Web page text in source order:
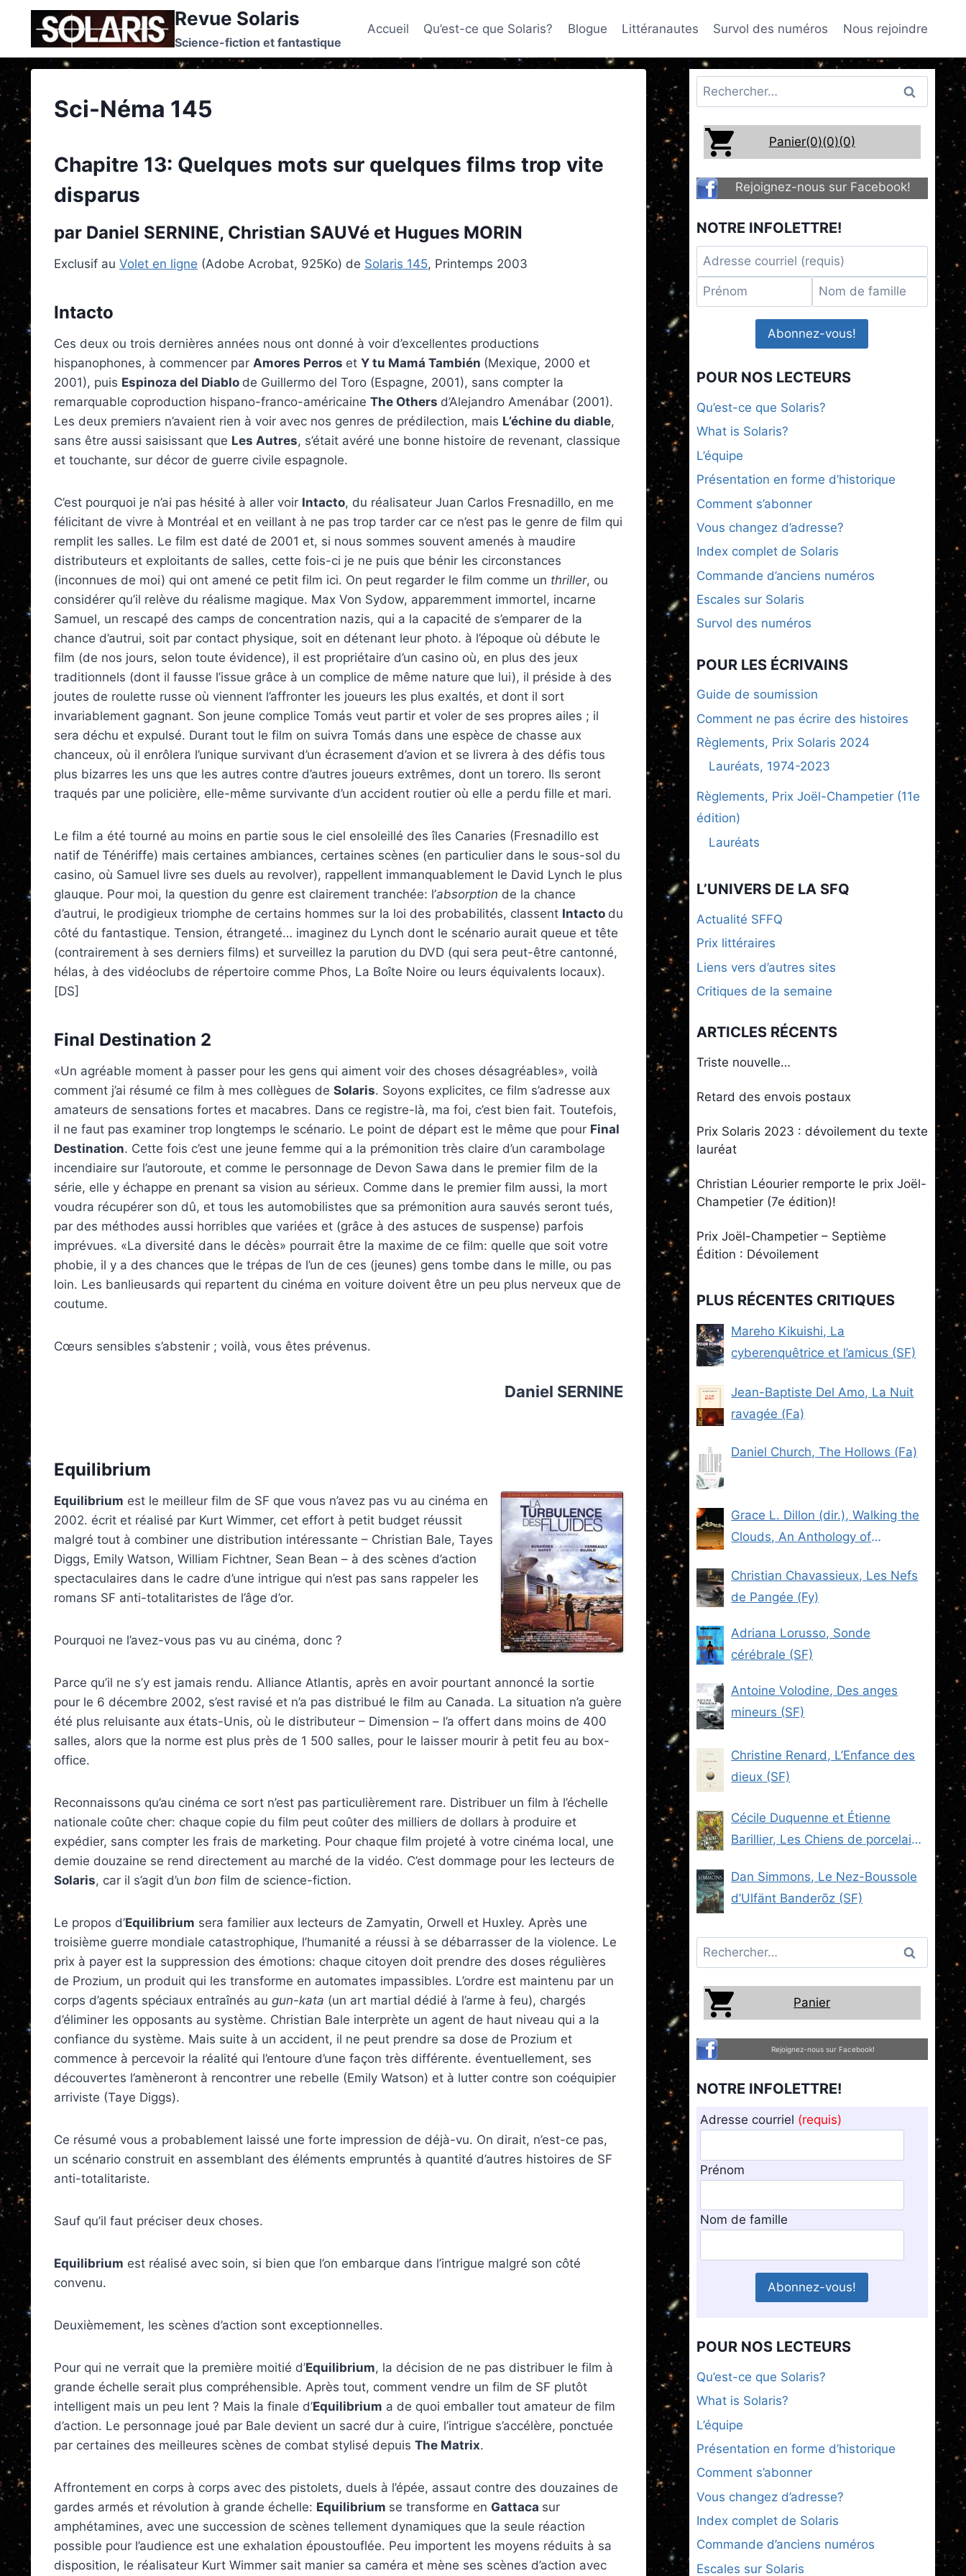
content
Revue Solaris
Science-fiction et fantastique
Accueil Qu’est-ce que Solaris? Blogue Littéranautes Survol des numéros Nous rejoindre
Sci-Néma 145
Chapitre 13: Quelques mots sur quelques films trop vite
disparus
par Daniel SERNINE, Christian SAUVé et Hugues MORIN
Exclusif au Volet en ligne (Adobe Acrobat, 925Ko) de Solaris 145, Printemps 2003
Intacto
Ces deux ou trois dernières années nous ont donné à voir d’excellentes productions
hispanophones, à commencer par Amores Perros et Y tu Mamá También (Mexique, 2000 et
2001), puis Espinoza del Diablo de Guillermo del Toro (Espagne, 2001), sans compter la
remarquable coproduction hispano-franco-américaine The Others d’Alejandro Amenábar (2001).
Les deux premiers n’avaient rien à voir avec nos genres de prédilection, mais L’échine du diable,
sans être aussi saisissant que Les Autres, s’était avéré une bonne histoire de revenant, classique
et touchante, sur décor de guerre civile espagnole.
C’est pourquoi je n’ai pas hésité à aller voir Intacto, du réalisateur Juan Carlos Fresnadillo, en me
félicitant de vivre à Montréal et en veillant à ne pas trop tarder car ce n’est pas le genre de film qui
remplit les salles. Le film est daté de 2001 et, si nous sommes souvent amenés à maudire
distributeurs et exploitants de salles, cette fois-ci je ne puis que bénir les circonstances
(inconnues de moi) qui ont amené ce petit film ici. On peut regarder le film comme un thriller, ou
considérer qu’il relève du réalisme magique. Max Von Sydow, apparemment immortel, incarne
Samuel, un rescapé des camps de concentration nazis, qui a la capacité de s’emparer de la
chance d’autrui, soit par contact physique, soit en détenant leur photo. à l’époque où débute le
film (de nos jours, selon toute évidence), il est propriétaire d’un casino où, en plus des jeux
traditionnels (dont il fausse l’issue grâce à un complice de même nature que lui), il préside à des
joutes de roulette russe où viennent l’affronter les joueurs les plus exaltés, et dont il sort
invariablement gagnant. Son jeune complice Tomás veut partir et voler de ses propres ailes ; il
sera déchu et expulsé. Durant tout le film on suivra Tomás dans une espèce de chasse aux
chanceux, où il enrôlera l’unique survivant d’un écrasement d’avion et se livrera à des défis tous
plus bizarres les uns que les autres contre d’autres joueurs extrêmes, dont un torero. Ils seront
traqués par une policière, elle-même survivante d’un accident routier où elle a perdu fille et mari.
Le film a été tourné au moins en partie sous le ciel ensoleillé des îles Canaries (Fresnadillo est
natif de Ténériffe) mais certaines ambiances, certaines scènes (en particulier dans le sous-sol du
casino, où Samuel livre ses duels au revolver), rappellent immanquablement le David Lynch le plus
glauque. Pour moi, la question du genre est clairement tranchée: l’absorption de la chance
d’autrui, le prodigieux triomphe de certains hommes sur la loi des probabilités, classent Intacto du
côté du fantastique. Tension, étrangeté… imaginez du Lynch dont le scénario aurait queue et tête
(contrairement à ses derniers films) et surveillez la parution du DVD (qui sera peut-être cantonné,
hélas, à des vidéoclubs de répertoire comme Phos, La Boîte Noire ou leurs équivalents locaux).
[DS]
Final Destination 2
«Un agréable moment à passer pour les gens qui aiment voir des choses désagréables», voilà
comment j’ai résumé ce film à mes collègues de Solaris. Soyons explicites, ce film s’adresse aux
amateurs de sensations fortes et macabres. Dans ce registre-là, ma foi, c’est bien fait. Toutefois,
il ne faut pas examiner trop longtemps le scénario. Le point de départ est le même que pour Final
Destination. Cette fois c’est une jeune femme qui a la prémonition très claire d’un carambolage
incendiaire sur l’autoroute, et comme le personnage de Devon Sawa dans le premier film de la
série, elle y échappe en prenant sa vision au sérieux. Comme dans le premier film aussi, la mort
voudra récupérer son dû, et tous les automobilistes que sa prémonition aura sauvés seront tués,
par des méthodes aussi horribles que variées et (grâce à des astuces de suspense) parfois
imprévues. «La diversité dans le décès» pourrait être la maxime de ce film: quelle que soit votre
phobie, il y a des chances que le trépas de l’un de ces (jeunes) gens tombe dans le mille, ou pas
loin. Les banlieusards qui repartent du cinéma en voiture doivent être un peu plus nerveux que de
coutume.
Cœurs sensibles s’abstenir ; voilà, vous êtes prévenus.
Daniel SERNINE
Equilibrium
Equilibrium est le meilleur film de SF que vous n’avez pas vu au cinéma en
2002. écrit et réalisé par Kurt Wimmer, cet effort à petit budget réussit
malgré tout à combiner une distribution intéressante – Christian Bale, Tayes
Diggs, Emily Watson, William Fichtner, Sean Bean – à des scènes d’action
spectaculaires dans le cadre d’une intrigue qui n’est pas sans rappeler les
romans SF anti-totalitaristes de l’âge d’or.
Pourquoi ne l’avez-vous pas vu au cinéma, donc ?
Parce qu’il ne s’y est jamais rendu. Alliance Atlantis, après en avoir pourtant annoncé la sortie
pour le 6 décembre 2002, s’est ravisé et n’a pas distribué le film au Canada. La situation n’a guère
été plus reluisante aux états-Unis, où le distributeur – Dimension – l’a offert dans moins de 400
salles, alors que la norme est plus près de 1 500 salles, pour le laisser mourir à petit feu au box-
office.
Reconnaissons qu’au cinéma ce sort n’est pas particulièrement rare. Distribuer un film à l’échelle
nationale coûte cher: chaque copie du film peut coûter des milliers de dollars à produire et
expédier, sans compter les frais de marketing. Pour chaque film projeté à votre cinéma local, une
demie douzaine se rend directement au marché de la vidéo. C’est dommage pour les lecteurs de
Solaris, car il s’agit d’un bon film de science-fiction.
Le propos d’Equilibrium sera familier aux lecteurs de Zamyatin, Orwell et Huxley. Après une
troisième guerre mondiale catastrophique, l’humanité a réussi à se débarrasser de la violence. Le
prix à payer est la suppression des émotions: chaque citoyen doit prendre des doses régulières
de Prozium, un produit qui les transforme en automates impassibles. L’ordre est maintenu par un
corps d’agents spéciaux entraînés au gun-kata (un art martial dédié à l’arme à feu), chargés
d’éliminer les opposants au système. Christian Bale interprète un agent de haut niveau qui a la
confiance du système. Mais suite à un accident, il ne peut prendre sa dose de Prozium et
commence à percevoir la réalité qui l’entoure d’une façon très différente. éventuellement, ses
découvertes l’amèneront à rencontrer une rebelle (Emily Watson) et à lutter contre son coéquipier
arriviste (Taye Diggs).
Ce résumé vous a probablement laissé une forte impression de déjà-vu. On dirait, n’est-ce pas,
un scénario construit en assemblant des éléments empruntés à quantité d’autres histoires de SF
anti-totalitariste.
Sauf qu’il faut préciser deux choses.
Equilibrium est réalisé avec soin, si bien que l’on embarque dans l’intrigue malgré son côté
convenu.
Deuxièmement, les scènes d’action sont exceptionnelles.
Pour qui ne verrait que la première moitié d’Equilibrium, la décision de ne pas distribuer le film à
grande échelle serait plus compréhensible. Après tout, comment vendre un film de SF plutôt
intelligent mais un peu lent ? Mais la finale d’Equilibrium a de quoi emballer tout amateur de film
d’action. Le personnage joué par Bale devient un sacré dur à cuire, l’intrigue s’accélère, ponctuée
par certaines des meilleures scènes de combat stylisé depuis The Matrix.
Affrontement en corps à corps avec des pistolets, duels à l’épée, assaut contre des douzaines de
gardes armés et révolution à grande échelle: Equilibrium se transforme en Gattaca sur
amphétamines, avec une succession de scènes tellement dynamiques que la seule réaction
possible pour l’audience est une exhalation époustouflée. Peu importent les moyens réduits à sa
disposition, le réalisateur Kurt Wimmer sait manier sa caméra et mène ses scènes d’action avec
Rechercher :
Panier(0)(0)(0)
Rejoignez-nous sur Facebook!
NOTRE INFOLETTRE!
POUR NOS LECTEURS
Qu’est-ce que Solaris?
What is Solaris?
L’équipe
Présentation en forme d’historique
Comment s’abonner
Vous changez d’adresse?
Index complet de Solaris
Commande d’anciens numéros
Escales sur Solaris
Survol des numéros
POUR LES ÉCRIVAINS
Guide de soumission
Comment ne pas écrire des histoires
Règlements, Prix Solaris 2024
Lauréats, 1974-2023
Règlements, Prix Joël-Champetier (11e
édition)
Lauréats
L’UNIVERS DE LA SFQ
Actualité SFFQ
Prix littéraires
Liens vers d’autres sites
Critiques de la semaine
ARTICLES RÉCENTS
Triste nouvelle…
Retard des envois postaux
Prix Solaris 2023 : dévoilement du texte
lauréat
Christian Léourier remporte le prix Joël-
Champetier (7e édition)!
Prix Joël-Champetier – Septième
Édition : Dévoilement
PLUS RÉCENTES CRITIQUES
Mareho Kikuishi, La
cyberenquêtrice et l’amicus (SF)
Jean-Baptiste Del Amo, La Nuit
ravagée (Fa)
Daniel Church, The Hollows (Fa)
Grace L. Dillon (dir.), Walking the
Clouds, An Anthology of
Christian Chavassieux, Les Nefs
de Pangée (Fy)
Adriana Lorusso, Sonde
cérébrale (SF)
Antoine Volodine, Des anges
mineurs (SF)
Christine Renard, L’Enfance des
dieux (SF)
Cécile Duquenne et Étienne
Barillier, Les Chiens de porcelaine
Dan Simmons, Le Nez-Boussole
d’Ulfänt Banderõz (SF)
Rechercher :
Panier
Rejoignez-nous sur Facebook!
NOTRE INFOLETTRE!
Adresse courriel (requis)
Prénom
Nom de famille
POUR NOS LECTEURS
Qu’est-ce que Solaris?
What is Solaris?
L’équipe
Présentation en forme d’historique
Comment s’abonner
Vous changez d’adresse?
Index complet de Solaris
Commande d’anciens numéros
Escales sur Solaris